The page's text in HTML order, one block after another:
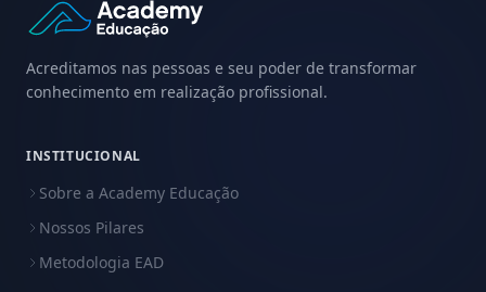
Acreditamos nas pessoas e seu poder de transformar
conhecimento em realização profissional.
INSTITUCIONAL
Sobre a Academy Educação
Nossos Pilares
Metodologia EAD